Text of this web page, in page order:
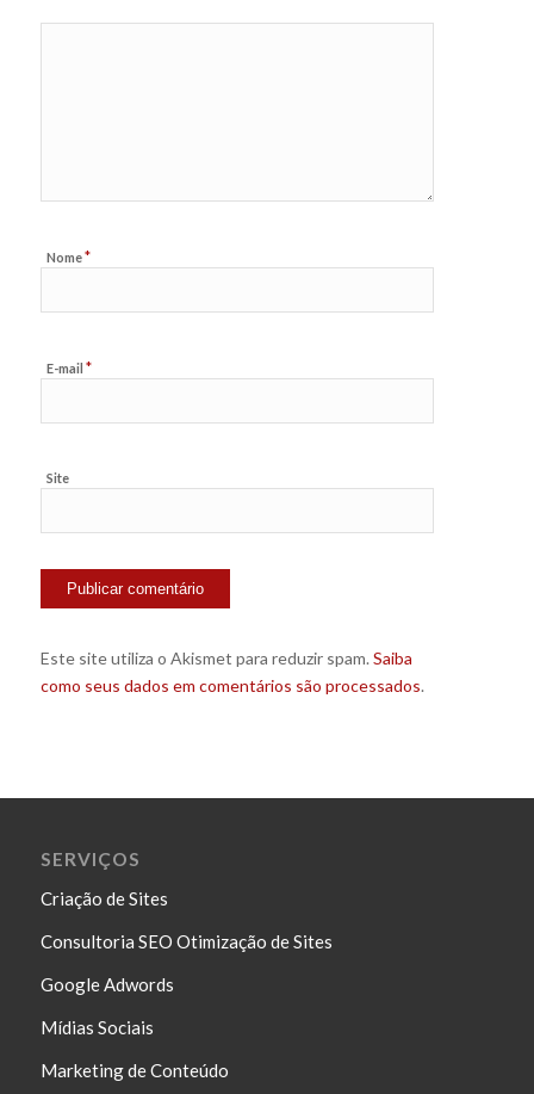
Nome*
E-mail *
Site
Este site utiliza o Akismet para reduzir spam.Saiba
como seus dados em comentários são processados.
SERVIÇOS
Criação de Sites
Consultoria SEO Otimização de Sites
Google Adwords
Mídias Sociais
Marketing de Conteúdo